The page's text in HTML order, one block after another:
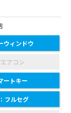
ウィンドウ
アコン
ートキー
フルセグ